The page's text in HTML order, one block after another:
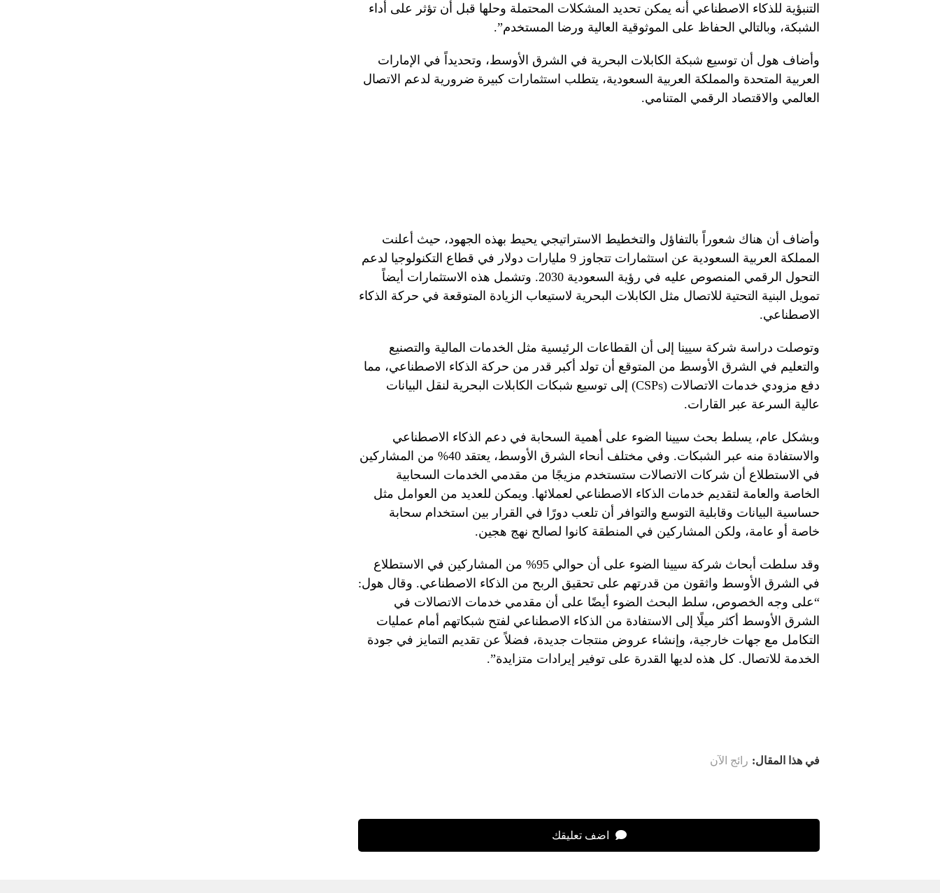
التنبؤية للذكاء الاصطناعي أنه يمكن تحديد المشكلات المحتملة وحلها قبل أن تؤثر على أداء
الشبكة، وبالتالي الحفاظ على الموثوقية العالية ورضا المستخدم”.
وأضاف هول أن توسيع شبكة الكابلات البحرية في الشرق الأوسط، وتحديداً في الإمارات
العربية المتحدة والمملكة العربية السعودية، يتطلب استثمارات كبيرة ضرورية لدعم الاتصال
العالمي والاقتصاد الرقمي المتنامي.
وأضاف أن هناك شعوراً بالتفاؤل والتخطيط الاستراتيجي يحيط بهذه الجهود، حيث أعلنت
المملكة العربية السعودية عن استثمارات تتجاوز 9 مليارات دولار في قطاع التكنولوجيا لدعم
التحول الرقمي المنصوص عليه في رؤية السعودية 2030. وتشمل هذه الاستثمارات أيضاً
تمويل البنية التحتية للاتصال مثل الكابلات البحرية لاستيعاب الزيادة المتوقعة في حركة الذكاء
الاصطناعي.
وتوصلت دراسة شركة سيينا إلى أن القطاعات الرئيسية مثل الخدمات المالية والتصنيع
والتعليم في الشرق الأوسط من المتوقع أن تولد أكبر قدر من حركة الذكاء الاصطناعي، مما
دفع مزودي خدمات الاتصالات (CSPs) إلى توسيع شبكات الكابلات البحرية لنقل البيانات
عالية السرعة عبر القارات.
وبشكل عام، يسلط بحث سيينا الضوء على أهمية السحابة في دعم الذكاء الاصطناعي
والاستفادة منه عبر الشبكات. وفي مختلف أنحاء الشرق الأوسط، يعتقد 40% من المشاركين
في الاستطلاع أن شركات الاتصالات ستستخدم مزيجًا من مقدمي الخدمات السحابية
الخاصة والعامة لتقديم خدمات الذكاء الاصطناعي لعملائها. ويمكن للعديد من العوامل مثل
حساسية البيانات وقابلية التوسع والتوافر أن تلعب دورًا في القرار بين استخدام سحابة
خاصة أو عامة، ولكن المشاركين في المنطقة كانوا لصالح نهج هجين.
وقد سلطت أبحاث شركة سيينا الضوء على أن حوالي 95% من المشاركين في الاستطلاع
في الشرق الأوسط واثقون من قدرتهم على تحقيق الربح من الذكاء الاصطناعي. وقال هول:
“على وجه الخصوص، سلط البحث الضوء أيضًا على أن مقدمي خدمات الاتصالات في
الشرق الأوسط أكثر ميلًا إلى الاستفادة من الذكاء الاصطناعي لفتح شبكاتهم أمام عمليات
التكامل مع جهات خارجية، وإنشاء عروض منتجات جديدة، فضلاً عن تقديم التمايز في جودة
الخدمة للاتصال. كل هذه لديها القدرة على توفير إيرادات متزايدة”.
في هذا المقال: رائج الآن
اضف تعليقك